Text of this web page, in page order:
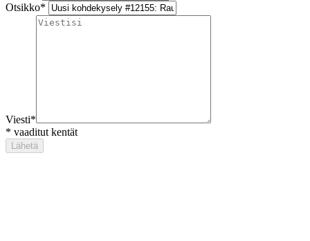
Otsikko*
Viesti*
* vaaditut kentät